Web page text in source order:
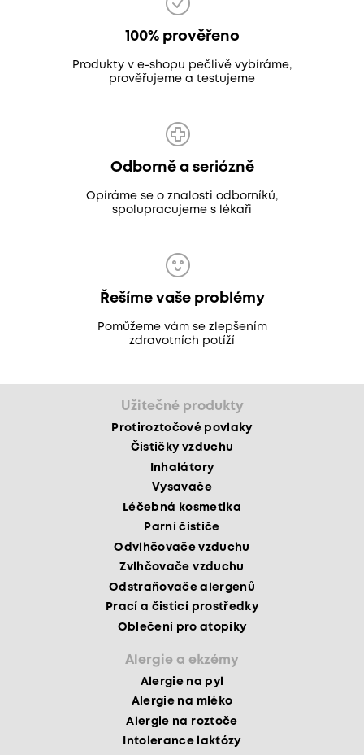
100% prověřeno
Produkty v e-shopu pečlivě vybíráme,
prověřujeme a testujeme
Odborně a seriózně
Opíráme se o znalosti odborníků,
spolupracujeme s lékaři
Řešíme vaše problémy
Pomůžeme vám se zlepšením
zdravotních potíží
Užitečné produkty
Protiroztočové povlaky
Čističky vzduchu
Inhalátory
Vysavače
Léčebná kosmetika
Parní čističe
Odvlhčovače vzduchu
Zvlhčovače vzduchu
Odstraňovače alergenů
Prací a čisticí prostředky
Oblečení pro atopiky
Alergie a ekzémy
Alergie na pyl
Alergie na mléko
Alergie na roztoče
Intolerance laktózy